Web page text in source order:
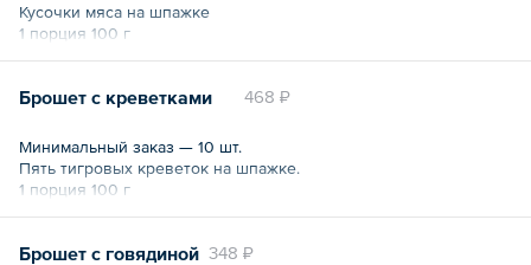
Кусочки мяса на шпажке
1 порция 100 г
468 ₽
Брошет с креветками
Минимальный заказ — 10 шт.
Пять тигровых креветок на шпажке.
1 порция 100 г
348 ₽
Брошет с говядиной